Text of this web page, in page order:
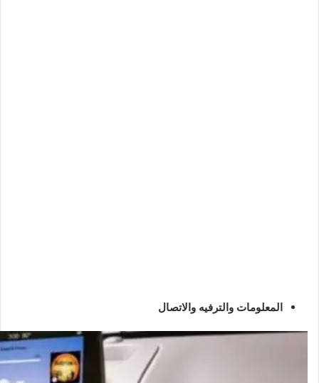
المعلومات والترفيه والاتصال